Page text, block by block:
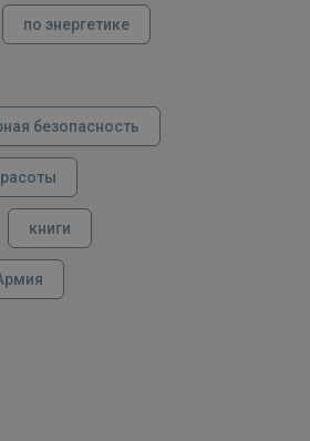
по энергетике
безопасность
книги